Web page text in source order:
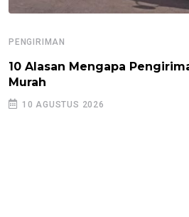
PENGIRIMAN
10 Alasan Mengapa
Murah
10 AGUSTUS 2026